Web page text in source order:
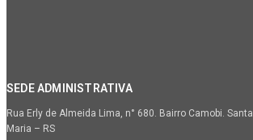
SEDE ADMINISTRATIVA
Rua Erly de Almeida Lima, n° 680. Bairro Camobi. Santa
Maria – RS